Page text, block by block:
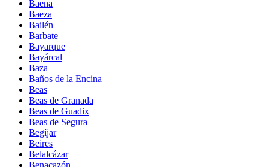
Baena
Baeza
Bailén
Barbate
Bayarque
Bayárcal
Baza
Baños de la Encina
Beas
Beas de Granada
Beas de Guadix
Beas de Segura
Begíjar
Beires
Belalcázar
Benacazón